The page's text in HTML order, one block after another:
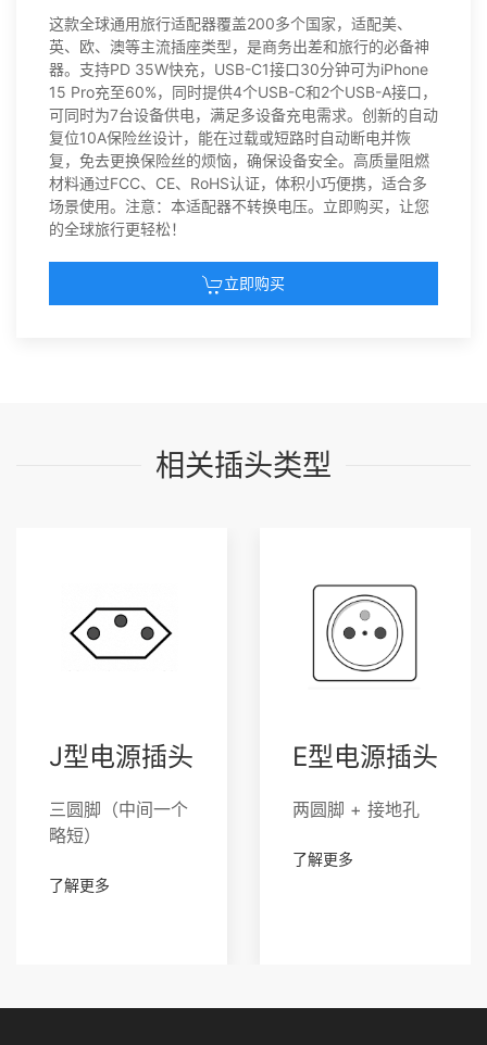
这款全球通用旅行适配器覆盖200多个国家，适配美、
英、欧、澳等主流插座类型，是商务出差和旅行的必备神
器。支持PD 35W快充，USB-C1接口30分钟可为iPhone
15 Pro充至60%，同时提供4个USB-C和2个USB-A接口，
可同时为7台设备供电，满足多设备充电需求。创新的自动
复位10A保险丝设计，能在过载或短路时自动断电并恢
复，免去更换保险丝的烦恼，确保设备安全。高质量阻燃
材料通过FCC、CE、RoHS认证，体积小巧便携，适合多
场景使用。注意：本适配器不转换电压。立即购买，让您
的全球旅行更轻松！
立即购买
相关插头类型
J型电源插头
三圆脚（中间一个
略短）
了解更多
E型电源插头
两圆脚 + 接地孔
了解更多